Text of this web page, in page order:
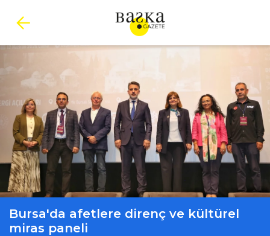
Bursa'da afetlere direnç ve kültürel
miras paneli